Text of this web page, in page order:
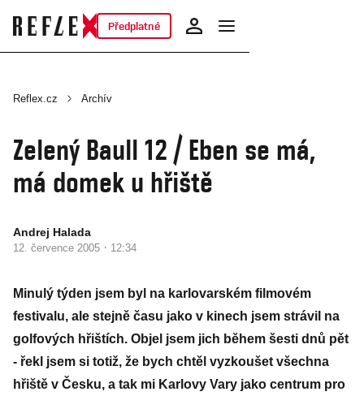
Předplatné
Reflex.cz Archív
Zelený Baull 12 / Eben se má,
má domek u hřiště
Andrej Halada
12. července 2005 · 12:34
Minulý týden jsem byl na karlovarském filmovém
festivalu, ale stejně času jako v kinech jsem strávil na
golfových hřištích. Objel jsem jich během šesti dnů pět
- řekl jsem si totiž, že bych chtěl vyzkoušet všechna
hřiště v Česku, a tak mi Karlovy Vary jako centrum pro